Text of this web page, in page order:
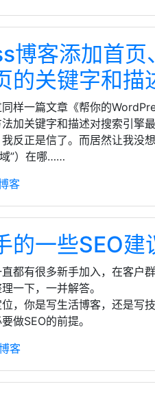
博客添加首页
的关键字和描
样一篇文章《帮你的
加关键字和描述对搜索引擎
反正是信了。而居然让我没
”）在哪……
客
的一些SEO建
都有很多新手加入，在客户
一下，一并解答。
，你是写生活博客，还是写
做SEO的前提。
客